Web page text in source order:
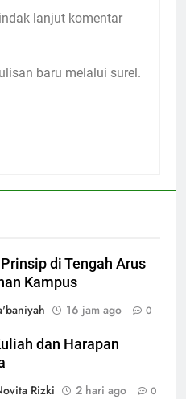
lanjut komentar
baru melalui surel.
di Tengah Arus
Kampus
16 jam ago 0
dan Harapan
Rizki
2 hari ago 0